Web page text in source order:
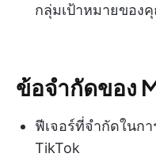
กลุ่มเป้าหมายของ
ข้อจำกัดของ
ฟีเจอร์ที่จำกัดในก
TikTok